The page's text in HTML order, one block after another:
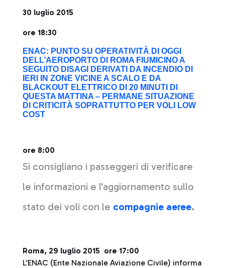
30 luglio 2015
ore 18:30
ENAC: PUNTO SU OPERATIVITÀ DI OGGI
DELL’AEROPORTO DI ROMA FIUMICINO A
SEGUITO DISAGI DERIVATI DA INCENDIO DI
IERI IN ZONE VICINE A SCALO E DA
BLACKOUT ELETTRICO DI 20 MINUTI DI
QUESTA MATTINA – PERMANE SITUAZIONE
DI CRITICITÀ SOPRATTUTTO PER VOLI LOW
COST
ore 8:00
Si consigliano i passeggeri di verificare
le informazioni e l'aggiornamento sullo
stato dei voli con le compagnie aeree.
Roma, 29 luglio 2015 ore 17:00
L’ENAC (Ente Nazionale Aviazione Civile) informa